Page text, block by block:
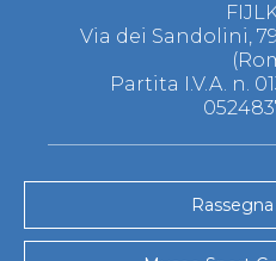
Via dei Sandolini,
Partita I.V.A. n.